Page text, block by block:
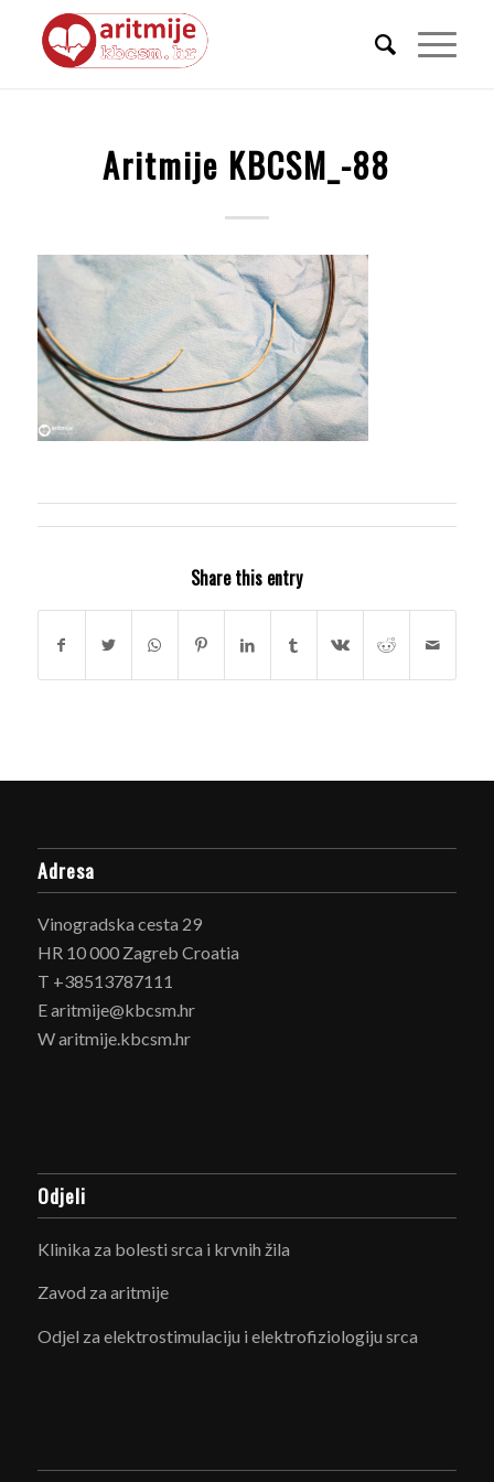
Aritmije KBCSM_-88
Share this entry
Adresa
Vinogradska cesta 29
HR 10 000 Zagreb Croatia
T +38513787111
E aritmije@kbcsm.hr
W aritmije.kbcsm.hr
Odjeli
Klinika za bolesti srca i krvnih žila
Zavod za aritmije
Odjel za elektrostimulaciju i elektrofiziologiju srca